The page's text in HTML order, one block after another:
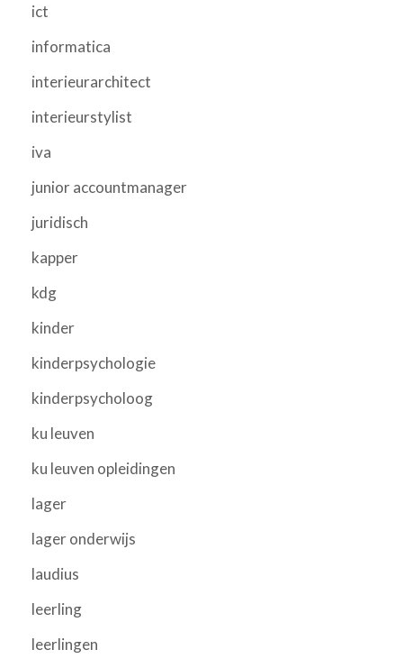
ict
informatica
interieurarchitect
interieurstylist
iva
junior accountmanager
juridisch
kapper
kdg
kinder
kinderpsychologie
kinderpsycholoog
ku leuven
ku leuven opleidingen
lager
lager onderwijs
laudius
leerling
leerlingen